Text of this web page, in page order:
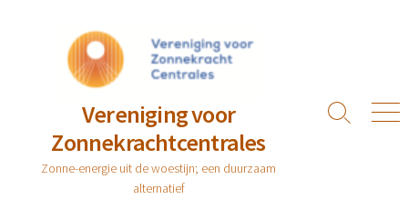
Vereniging voor
Zonnekrachtcentrales
Zonne-energie uit de woestijn; een duurzaam
alternatief
Zoeken